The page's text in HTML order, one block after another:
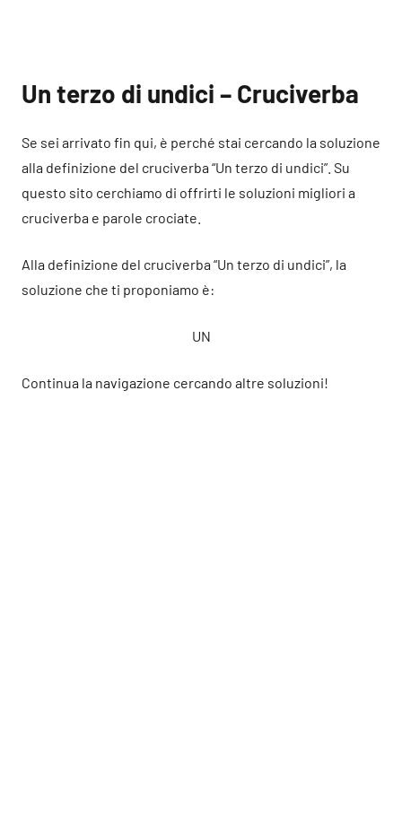
Un terzo di undici – Cruciverba
Se sei arrivato fin qui, è perché stai cercando la soluzione
alla definizione del cruciverba “Un terzo di undici”. Su
questo sito cerchiamo di offrirti le soluzioni migliori a
cruciverba e parole crociate.
Alla definizione del cruciverba “Un terzo di undici”, la
soluzione che ti proponiamo è:
UN
Continua la navigazione cercando altre soluzioni!